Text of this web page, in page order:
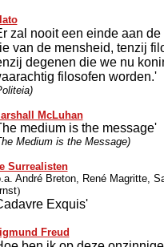
zal nooit een einde aan
van de mensheid, tenzij
degenen die we nu
filosofen worden.'
McLuhan
medium is the message'
Medium is the Message)
Surrealisten
André Breton, René Magritte,
)
Exquis'
Freud